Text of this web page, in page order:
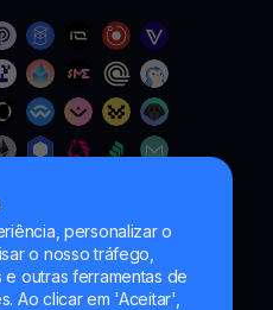
personalizar o
o nosso tráfego,
outras ferramentas de
Ao clicar em 'Aceitar',